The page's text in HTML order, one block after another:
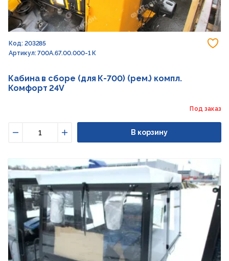
Код: 203285
Артикул: 700А.67.00.000-1 К
Кабина в сборе (для К-700) (рем.) компл.
Комфорт 24V
Под заказ
Увеличить
В корзину